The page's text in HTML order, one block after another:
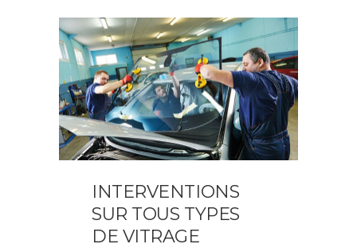
INTERVENTIONS
SUR TOUS TYPES
DE VITRAGE